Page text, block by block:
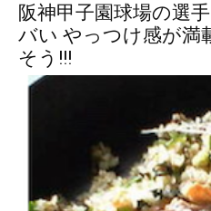
阪神甲子園球場の選
バい やっつけ感が満
そう!!!